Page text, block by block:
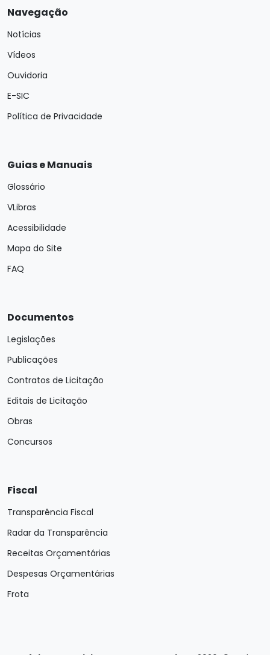
Navegação
Notícias
Vídeos
Ouvidoria
E-SIC
Política de Privacidade
Guias e Manuais
Glossário
VLibras
Acessibilidade
Mapa do Site
FAQ
Documentos
Legislações
Publicações
Contratos de Licitação
Editais de Licitação
Obras
Concursos
Fiscal
Transparência Fiscal
Radar da Transparência
Receitas Orçamentárias
Despesas Orçamentárias
Frota